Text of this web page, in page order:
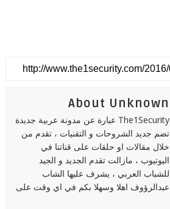
About Unknown
The1Security عبارة عن مدونة عربية جديدة
تضم جديد الشروحات و التقنيات ، تقدم من
خلال مقالات او حلقات على قناتنا في
اليوتيوب ، مازالت تقدم الجديد و الجيد
للشباب العربي ، يشرف عليها الشاب
عبدالرؤوف اهلا وسهلا بكم في اي وقت على